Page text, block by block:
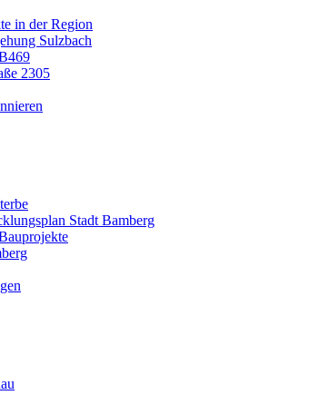
in der Region
Sulzbach
2305
Stadt Bamberg